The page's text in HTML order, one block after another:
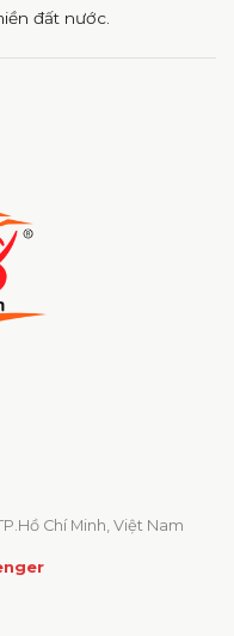
đất nước.
Chí Minh, Việt Nam